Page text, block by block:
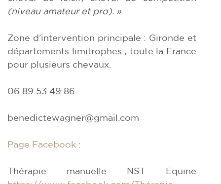
(niveau amateur et pro). »
Zone d’intervention principale : Gironde et
départements limitrophes ; toute la France
pour plusieurs chevaux.
06 89 53 49 86
benedictewagner@gmail.com
Page Facebook :
Thérapie manuelle NST Equine